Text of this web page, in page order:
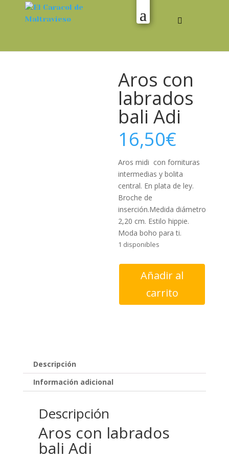
Aros con
labrados
bali Adi
16,50€
Aros midi con fornituras
intermedias y bolita
central. En plata de ley.
Broche de
inserción.Medida diámetro
2,20 cm. Estilo hippie.
Moda boho para ti.
1 disponibles
Aros
bali
Añadir al
carrito
Descripción
Información adicional
Descripción
Aros con labrados
bali Adi